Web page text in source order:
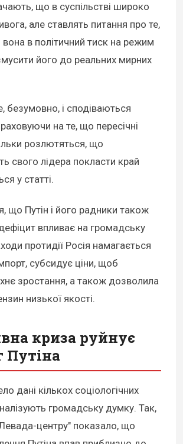
що в суспільстві широко
але ставлять питання про те,
вона в політичний тиск на режим
його до реальних мирних
безумовно, і сподіваються
на те, що пересічні
розлютяться, що
свого лідера покласти край
у статті.
що Путін і його радники також
впливає на громадську
протидії Росія намагається
субсидує ціни, щоб
зростання, а також дозволила
низької якості.
криза руйнує
Путіна
дані кількох соціологічних
громадську думку. Так,
центру" показало, що